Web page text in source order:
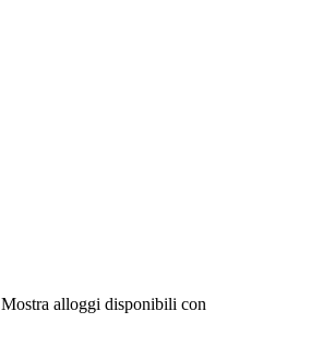
Mostra alloggi disponibili con